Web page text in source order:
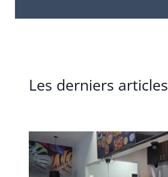
Les derniers articles